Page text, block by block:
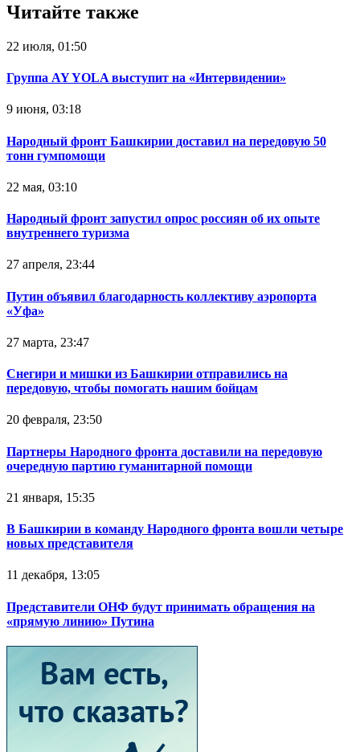
Читайте также
22 июля, 01:50
Группа AY YOLA выступит на «Интервидении»
9 июня, 03:18
Народный фронт Башкирии доставил на передовую 50
тонн гумпомощи
22 мая, 03:10
Народный фронт запустил опрос россиян об их опыте
внутреннего туризма
27 апреля, 23:44
Путин объявил благодарность коллективу аэропорта
«Уфа»
27 марта, 23:47
Снегири и мишки из Башкирии отправились на
передовую, чтобы помогать нашим бойцам
20 февраля, 23:50
Партнеры Народного фронта доставили на передовую
очередную партию гуманитарной помощи
21 января, 15:35
В Башкирии в команду Народного фронта вошли четыре
новых представителя
11 декабря, 13:05
Представители ОНФ будут принимать обращения на
«прямую линию» Путина